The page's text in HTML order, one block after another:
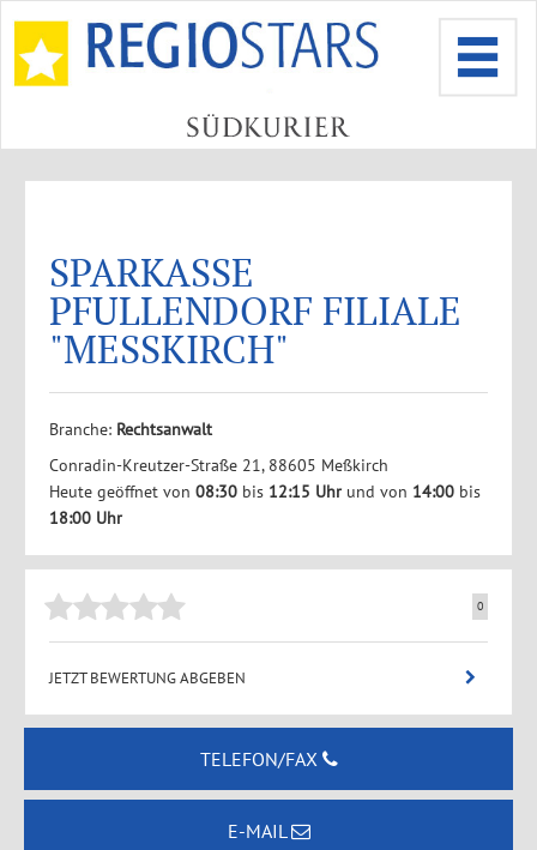
SPARKASSE
PFULLENDORF FILIALE
"MESSKIRCH"
Branche: Rechtsanwalt
Conradin-Kreutzer-Straße 21, 88605 Meßkirch
Heute geöffnet von 08:30bis 12:15 Uhrund von 14:00bis
18:00 Uhr
0
JETZT BEWERTUNG ABGEBEN
TELEFON/FAX
E-MAIL